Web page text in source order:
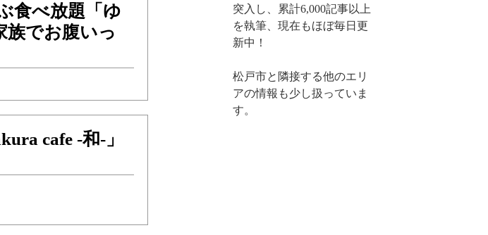
食べ放題「ゆ
族でお腹いっ
cafe -和-」
突入し、累計6,000記事以上
を執筆、現在もほぼ毎日更
新中！
松戸市と隣接する他のエリ
アの情報も少し扱っていま
す。